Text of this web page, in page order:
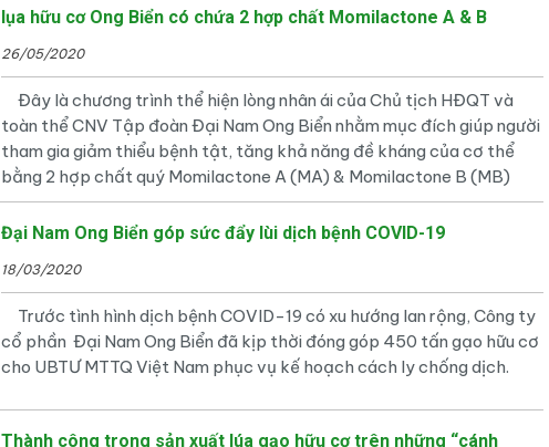
lụa hữu cơ Ong Biển có chứa 2 hợp chất Momilactone A & B
26/05/2020
Đây là chương trình thể hiện lòng nhân ái của Chủ tịch HĐQT và
toàn thể CNV Tập đoàn Đại Nam Ong Biển nhằm mục đích giúp người
tham gia giảm thiểu bệnh tật, tăng khả năng đề kháng của cơ thể
bằng 2 hợp chất quý Momilactone A (MA) & Momilactone B (MB)
Đại Nam Ong Biển góp sức đẩy lùi dịch bệnh COVID-19
18/03/2020
Trước tình hình dịch bệnh COVID-19 có xu hướng lan rộng, Công ty
cổ phần Đại Nam Ong Biển đã kịp thời đóng góp 450 tấn gạo hữu cơ
cho UBTƯ MTTQ Việt Nam phục vụ kế hoạch cách ly chống dịch.
Thành công trong sản xuất lúa gạo hữu cơ trên những “cánh